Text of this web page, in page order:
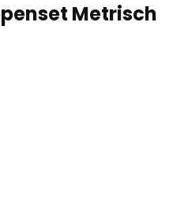
Metrisch